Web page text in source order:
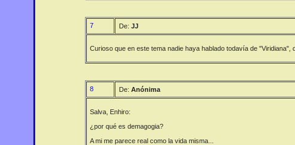
7 De: JJ
Curioso que en este tema nadie haya hablado todavía de "Viridiana",
8 De: Anónima
Salva, Enhiro:
¿por qué es demagogia?
A mi me parece real como la vida misma...